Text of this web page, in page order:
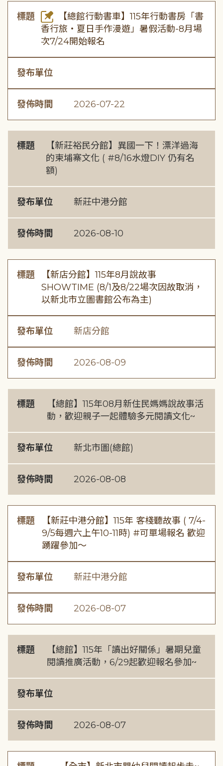
標題
【總館行動書車】115年行動書房「書
香行旅・夏日手作漫遊」暑假活動-8月場
次7/24開始報名
發布單位
發佈時間 2026-07-22
標題
【新莊裕民分館】異國一下！漂洋過海
的柬埔寨文化 ( #8/16水燈DIY 仍有名
額)
發布單位 新莊中港分館
發佈時間 2026-08-10
標題
【新店分館】115年8月說故事
SHOWTIME (8/1及8/22場次因故取消，
以新北市立圖書館公布為主)
發布單位 新店分館
發佈時間 2026-08-09
標題
【總館】115年08月新住民媽媽說故事活
動，歡迎親子一起體驗多元閱讀文化~
發布單位 新北市圖(總館)
發佈時間 2026-08-08
標題
【新莊中港分館】115年 客棧聽故事 ( 7/4-
9/5每週六上午10-11時) #可單場報名 歡迎
踴躍參加～
發布單位 新莊中港分館
發佈時間 2026-08-07
標題
【總館】115年「讀出好關係」暑期兒童
閱讀推廣活動，6/29起歡迎報名參加~
發布單位
發佈時間 2026-08-07